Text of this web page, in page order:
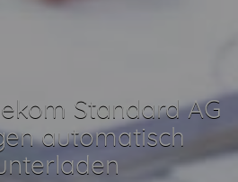
Standard AG
automatisch